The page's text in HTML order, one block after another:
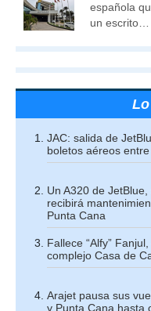
española
un escrito…
JAC: salida de
boletos aéreos
Un A320 de
recibirá
Punta Cana
Fallece “Alfy”
complejo Casa de
Arajet pausa sus
y Punta Cana hasta